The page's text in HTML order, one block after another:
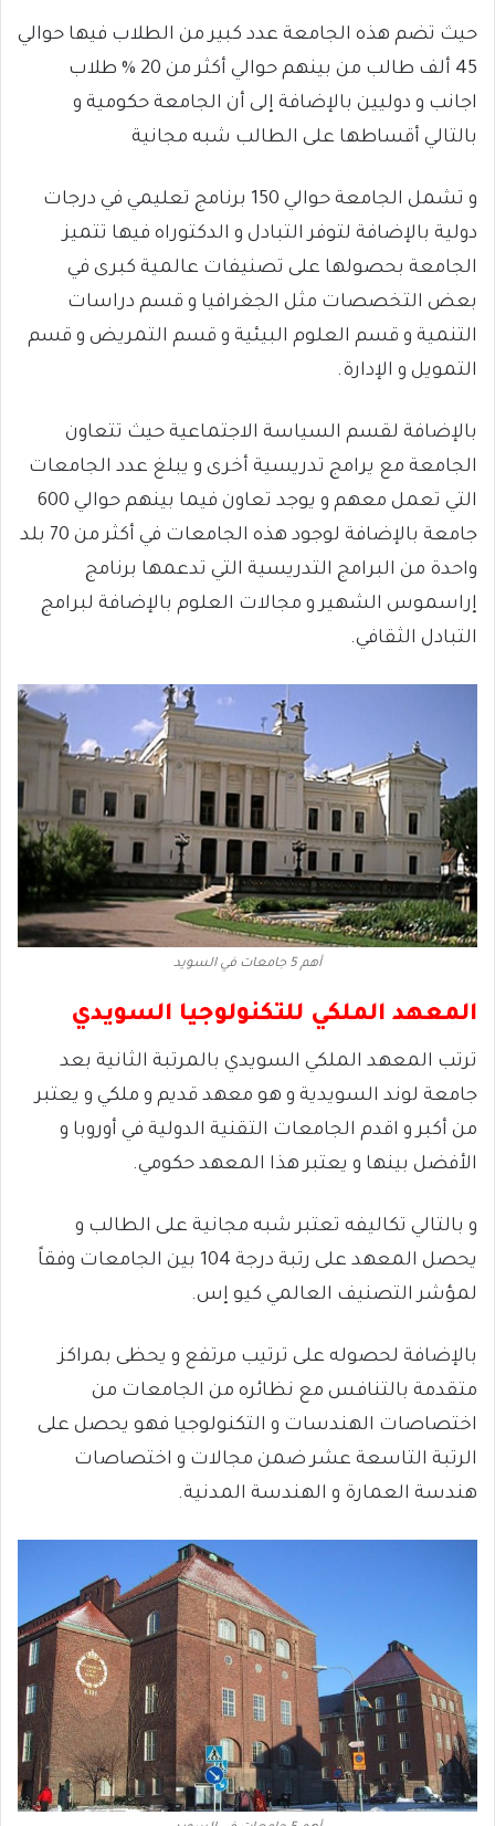
حيث تضم هذه الجامعة عدد كبير من الطلاب فيها حوالي
45 ألف طالب من بينهم حوالي أكثر من 20 % طلاب
اجانب و دوليين بالإضافة إلى أن الجامعة حكومية و
بالتالي أقساطها على الطالب شبه مجانية
و تشمل الجامعة حوالي 150 برنامج تعليمي في درجات
دولية بالإضافة لتوفر التبادل و الدكتوراه فيها تتميز
الجامعة بحصولها على تصنيفات عالمية كبرى في
بعض التخصصات مثل الجغرافيا و قسم دراسات
التنمية و قسم العلوم البيئية و قسم التمريض و قسم
التمويل و الإدارة.
بالإضافة لقسم السياسة الاجتماعية حيث تتعاون
الجامعة مع يرامج تدريسية أخرى و يبلغ عدد الجامعات
التي تعمل معهم و يوجد تعاون فيما بينهم حوالي 600
جامعة بالإضافة لوجود هذه الجامعات في أكثر من 70 بلد
واحدة من البرامج التدريسية التي تدعمها برنامج
إراسموس الشهير و مجالات العلوم بالإضافة لبرامج
التبادل الثقافي.
أهم 5 جامعات في السويد
المعهد الملكي للتكنولوجيا السويدي
ترتب المعهد الملكي السويدي بالمرتبة الثانية بعد
جامعة لوند السويدية و هو معهد قديم و ملكي و يعتبر
من أكبر و اقدم الجامعات التقنية الدولية في أوروبا و
الأفضل بينها و يعتبر هذا المعهد حكومي.
و بالتالي تكاليفه تعتبر شبه مجانية على الطالب و
يحصل المعهد على رتبة درجة 104 بين الجامعات وفقاً
لمؤشر التصنيف العالمي كيو إس.
بالإضافة لحصوله على ترتيب مرتفع و يحظى بمراكز
متقدمة بالتنافس مع نظائره من الجامعات من
اختصاصات الهندسات و التكنولوجيا فهو يحصل على
الرتبة التاسعة عشر ضمن مجالات و اختصاصات
هندسة العمارة و الهندسة المدنية.